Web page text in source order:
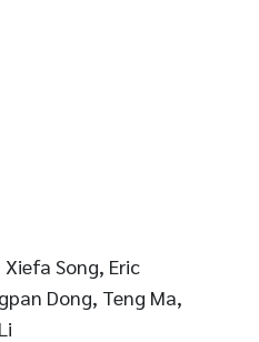
Song, Eric
Dong, Teng Ma,